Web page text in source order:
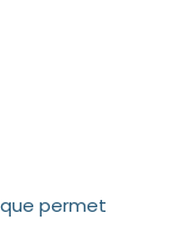
permet